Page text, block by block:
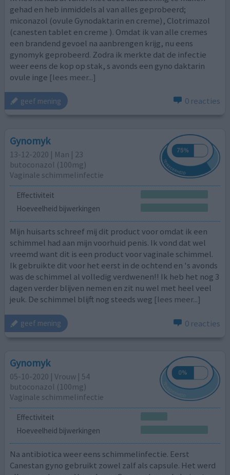
gehad en heb inmiddels al van alles geprobeerd;
miconazol (ovule Gynodaktarin en creme), Clotrimazol
(canesten tablet en creme ). Omdat ik van alle cremes
een brandend gevoel na aanbrengen krijg, nu eens
gynomyk geprobeerd. Zodra ik merkte dat de infectie
weer eens de kop op stak, s avonds een gyno daktarin
ovule inge [lees meer...]
geef mening 0 reacties
Gynomyk
13-12-2020 | Man | 23
butoconazol (100mg)
Vaginale schimmelinfectie
Effectiviteit
Hoeveelheid bijwerkingen
Mijn huisarts schreef mij dit product voor omdat ik een
schimmel had aan mijn voorhuid penis. Ik vond dat wel
vreemd want dit is een product voor vaginale schimmel.
Ik gebruikte dit voor het eerst in de ochtend en 's avonds
was de schimmel al volledig verdwenen!! Ik heb het nog 3
dagen verder blijven nemen en zit nu wel met heel veel
jeuk. De schimmel blijft nog steeds weg [lees meer...]
geef mening 0 reacties
Gynomyk
05-10-2020 | Vrouw | 54
butoconazol (100mg)
Vaginale schimmelinfectie
Effectiviteit
Hoeveelheid bijwerkingen
Na antibiotica weer eens schimmelinfectie. Eerst
Canestan gyno gebruikt zowel zalf als capsule. Het werd